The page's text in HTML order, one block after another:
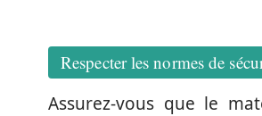
Respecter les normes de
Assurez-vous que le